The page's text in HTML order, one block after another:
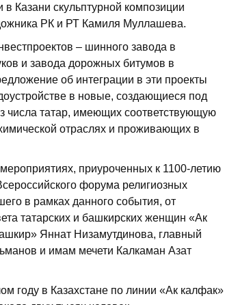
в Казани скульптурной композиции
РК и РТ Камиля Муллашева.
– шинного завода в
и завода дорожных битумов в
об интеграции в эти проекты
в новые, создающиеся под
числа татар, имеющих соответствующую
отраслях и проживающих в
приуроченных к 1100-летию
форума религиозных
в рамках данного события, от
татарских и башкирских женщин «Ак
Яннат Низамутдинова, главный
и имам мечети Калкаман Азат
году в Казахстане по линии «Ак калфак»